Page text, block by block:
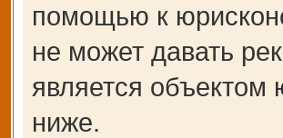
помощью к
не может давать
является объектом
ниже.